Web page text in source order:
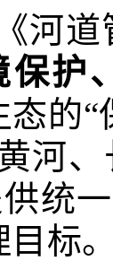
河
保护
的
河
统
目标